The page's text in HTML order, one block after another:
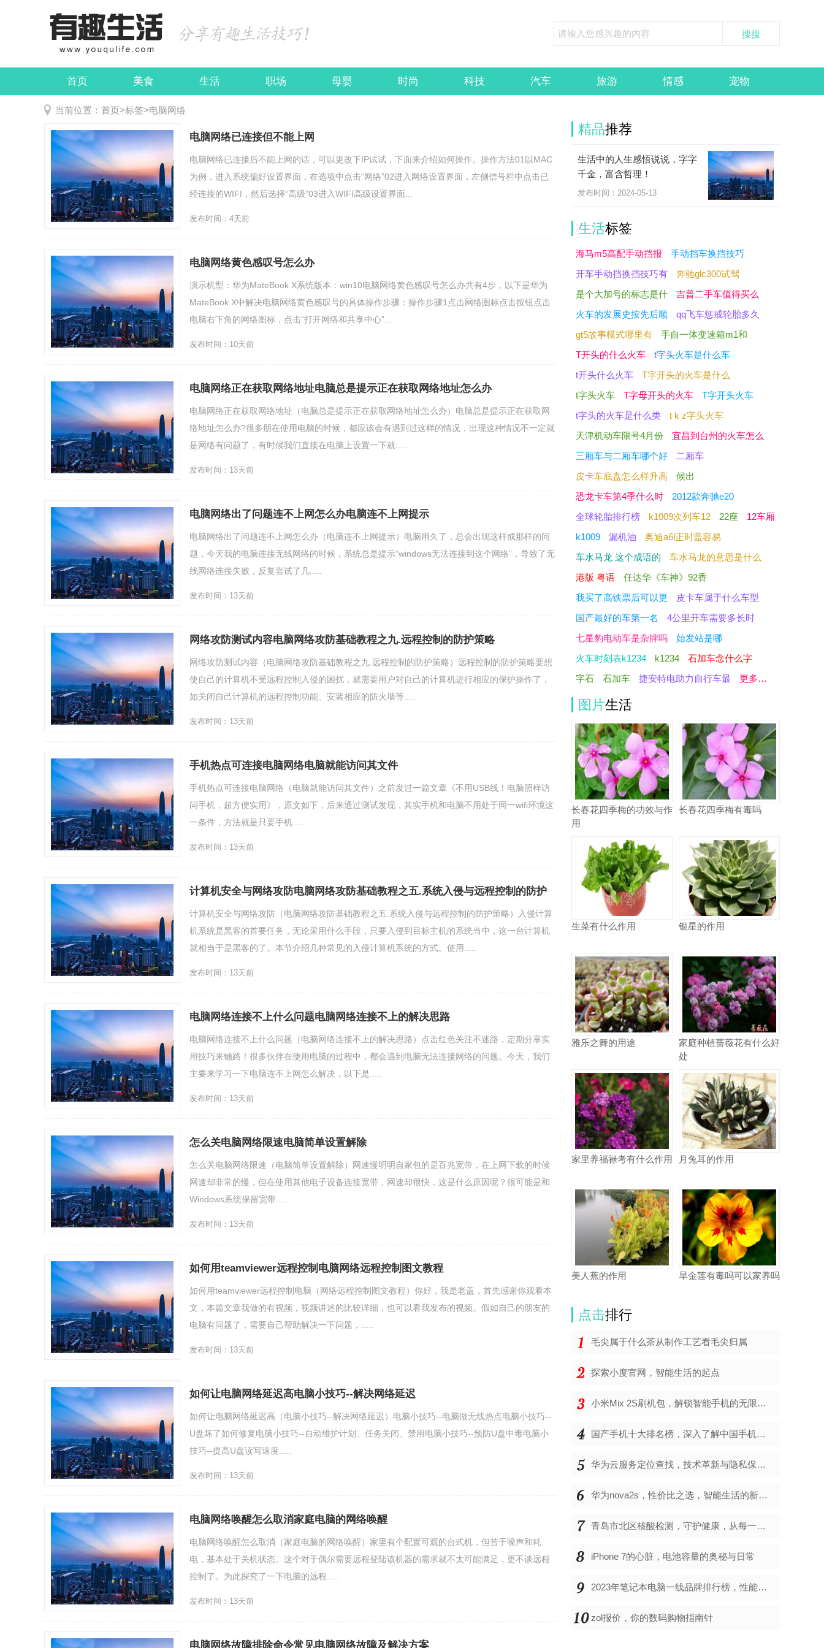
首页 美食 生活 职场 母婴 时尚 科技 汽车 旅游 情感 宠物
娱乐 民俗
当前位置： 首页>标签>电脑网络
电脑网络已连接但不能上网
电脑网络已连接后不能上网的话，可以更改下IP试试，下面来介绍如何操作。操作方法01以MAC
为例，进入系统偏好设置界面，在选项中点击“网络”02进入网络设置界面，左侧信号栏中点击已
经连接的WIFI，然后选择“高级”03进入WIFI高级设置界面...
发布时间：4天前
电脑网络黄色感叹号怎么办
演示机型：华为MateBook X系统版本：win10电脑网络黄色感叹号怎么办共有4步，以下是华为
MateBook X中解决电脑网络黄色感叹号的具体操作步骤：操作步骤1点击网络图标点击按钮点击
电脑右下角的网络图标，点击“打开网络和共享中心”...
发布时间：10天前
电脑网络正在获取网络地址电脑总是提示正在获取网络地址怎么办
电脑网络正在获取网络地址（电脑总是提示正在获取网络地址怎么办）电脑总是提示正在获取网
络地址怎么办?很多朋在使用电脑的时候，都应该会有遇到过这样的情况，出现这种情况不一定就
是网络有问题了，有时候我们直接在电脑上设置一下就.....
发布时间：13天前
电脑网络出了问题连不上网怎么办电脑连不上网提示
电脑网络出了问题连不上网怎么办（电脑连不上网提示）电脑用久了，总会出现这样或那样的问
题，今天我的电脑连接无线网络的时候，系统总是提示“windows无法连接到这个网络”，导致了无
线网络连接失败，反复尝试了几.....
发布时间：13天前
网络攻防测试内容电脑网络攻防基础教程之九.远程控制的防护策略
网络攻防测试内容（电脑网络攻防基础教程之九.远程控制的防护策略）远程控制的防护策略要想
使自己的计算机不受远程控制入侵的困扰，就需要用户对自己的计算机进行相应的保护操作了，
如关闭自己计算机的远程控制功能、安装相应的防火墙等.....
发布时间：13天前
手机热点可连接电脑网络电脑就能访问其文件
手机热点可连接电脑网络（电脑就能访问其文件）之前发过一篇文章《不用USB线！电脑照样访
问手机，超方便实用》，原文如下，后来通过测试发现，其实手机和电脑不用处于同一wifi环境这
一条件，方法就是只要手机.....
发布时间：13天前
计算机安全与网络攻防电脑网络攻防基础教程之五.系统入侵与远程控制的防护
策略
计算机安全与网络攻防（电脑网络攻防基础教程之五.系统入侵与远程控制的防护策略）入侵计算
机系统是黑客的首要任务，无论采用什么手段，只要入侵到目标主机的系统当中，这一台计算机
就相当于是黑客的了。本节介绍几种常见的入侵计算机系统的方式。使用.....
发布时间：13天前
电脑网络连接不上什么问题电脑网络连接不上的解决思路
电脑网络连接不上什么问题（电脑网络连接不上的解决思路）点击红色关注不迷路，定期分享实
用技巧来铺路！很多伙伴在使用电脑的过程中，都会遇到电脑无法连接网络的问题。今天，我们
主要来学习一下电脑连不上网怎么解决，以下是.....
发布时间：13天前
怎么关电脑网络限速电脑简单设置解除
怎么关电脑网络限速（电脑简单设置解除）网速慢明明自家包的是百兆宽带，在上网下载的时候
网速却非常的慢，但在使用其他电子设备连接宽带，网速却很快，这是什么原因呢？很可能是和
Windows系统保留宽带.....
发布时间：13天前
如何用teamviewer远程控制电脑网络远程控制图文教程
如何用teamviewer远程控制电脑（网络远程控制图文教程）你好，我是老盖，首先感谢你观看本
文，本篇文章我做的有视频，视频讲述的比较详细，也可以看我发布的视频。假如自己的朋友的
电脑有问题了，需要自己帮助解决一下问题，.....
发布时间：13天前
如何让电脑网络延迟高电脑小技巧--解决网络延迟
如何让电脑网络延迟高（电脑小技巧--解决网络延迟）电脑小技巧--电脑做无线热点电脑小技巧--
U盘坏了如何修复电脑小技巧--自动维护计划、任务关闭、禁用电脑小技巧--预防U盘中毒电脑小
技巧--提高U盘读写速度.....
发布时间：13天前
电脑网络唤醒怎么取消家庭电脑的网络唤醒
电脑网络唤醒怎么取消（家庭电脑的网络唤醒）家里有个配置可观的台式机，但苦于噪声和耗
电，基本处于关机状态。这个对于偶尔需要远程登陆该机器的需求就不太可能满足，更不谈远程
控制了。为此探究了一下电脑的远程.....
发布时间：13天前
电脑网络故障排除命令常见电脑网络故障及解决方案
精品推荐
生活中的人生感悟说说，字字
千金，富含哲理！
发布时间：2024-05-13
生活标签
海马m5高配手动挡报
手动挡车换挡技巧
开车手动挡换挡技巧有
奔驰glc300试驾
是个大加号的标志是什
吉普二手车值得买么
火车的发展史按先后顺
qq飞车惩戒轮胎多久
gt5故事模式哪里有
手自一体变速箱m1和
T开头的什么火车
t字头火车是什么车
t开头什么火车
T字开头的火车是什么
t字头火车
T字母开头的火车
T字开头火车
t字头的火车是什么类
t k z字头火车
天津机动车限号4月份
宜昌到台州的火车怎么
三厢车与二厢车哪个好
二厢车
皮卡车底盘怎么样升高
候出
恐龙卡车第4季什么时
2012款奔驰e20
全球轮胎排行榜
k1009次列车12 22座
12车厢
k1009
漏机油
奥迪a6l正时盖容易
车水马龙 这个成语的
车水马龙的意思是什么
港版 粤语
任达华《车神》92香
我买了高铁票后可以更
皮卡车属于什么车型
国产最好的车第一名
4公里开车需要多长时
七星豹电动车是杂牌吗
始发站是哪
火车时刻表k1234
k1234
石加车念什么字
字石
石加车 捷安特电助力自行车最 更多…
图片生活
长春花四季梅的功效与作
用
长春花四季梅有毒吗
生菜有什么作用 银星的作用
雅乐之舞的用途
家庭种植蔷薇花有什么好
处
家里养福禄考有什么作用 月兔耳的作用
美人蕉的作用 旱金莲有毒吗可以家养吗
点击排行
毛尖属于什么茶从制作工艺看毛尖归属
探索小度官网，智能生活的起点
小米Mix 2S刷机包，解锁智能手机的无限可能
国产手机十大排名榜，深入了解中国手机市场的佼佼者
华为云服务定位查找，技术革新与隐私保护的双重奏
华为nova2s，性价比之选，智能生活的新伙伴
青岛市北区核酸检测，守护健康，从每一次检测开始
iPhone 7的心脏，电池容量的奥秘与日常
2023年笔记本电脑一线品牌排行榜，性能、创新与用户满意度的综合考量
zol报价，你的数码购物指南针